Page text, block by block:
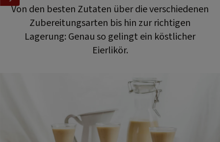
Von den besten Zutaten über die verschiedenen
Zubereitungsarten bis hin zur richtigen
Lagerung: Genau so gelingt ein köstlicher
Eierlikör.